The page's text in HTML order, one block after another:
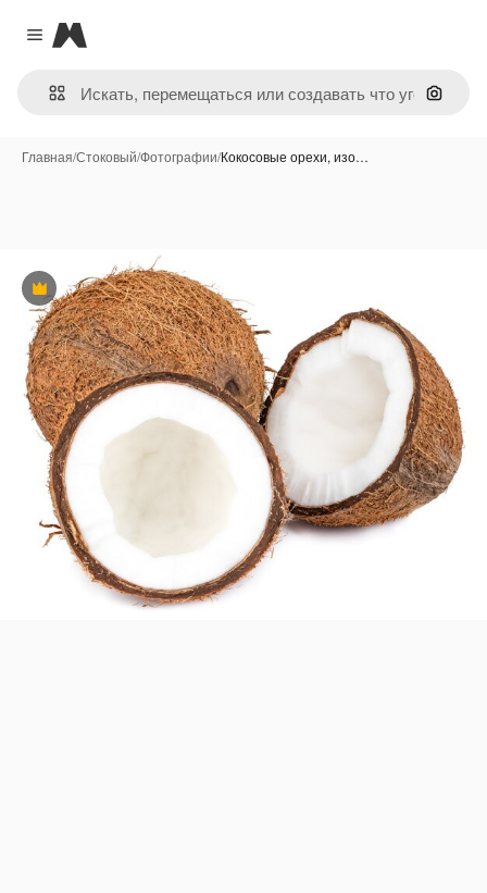
Close menu
Magnific
Поиск
Главная/Стоковый/Фотографии/Кокосовые орехи, изо…
Премиум